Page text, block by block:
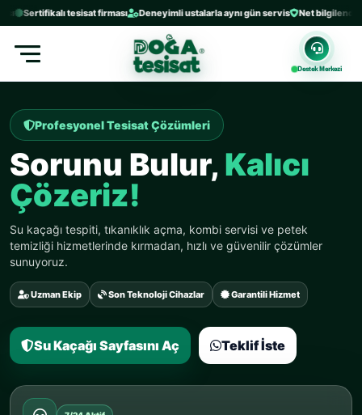
tesisat firması Deneyimli ustalarla aynı gün servis Net bilgilendirme
Destek Merkezi
Profesyonel Tesisat Çözümleri
Sorunu Bulur, Kalıcı
Çözeriz!
Su kaçağı tespiti, tıkanıklık açma, kombi servisi ve petek
temizliği hizmetlerinde kırmadan, hızlı ve güvenilir çözümler
sunuyoruz.
Uzman Ekip Son Teknoloji Cihazlar Garantili Hizmet
Su Kaçağı Sayfasını Aç Teklif İste